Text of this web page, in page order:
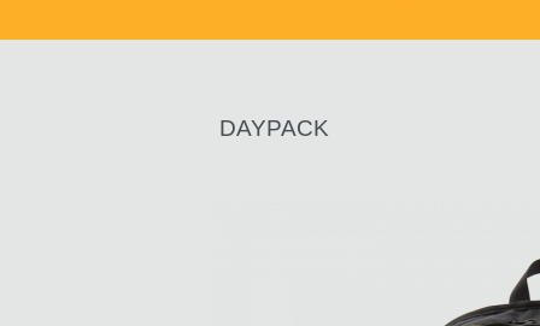
DAYPACK